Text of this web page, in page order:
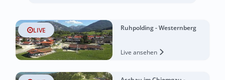
LIVE Ruhpolding - Westernberg
Live ansehen